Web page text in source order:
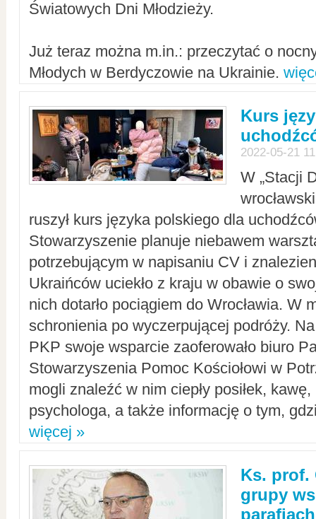
Światowych Dni Młodzieży.
Już teraz można m.in.: przeczytać o
Młodych w Berdyczowie na Ukrainie.
Kurs
2022-05-21
W „Stacji
ruszył kurs języka polskiego dla
Stowarzyszenie planuje niebawem
potrzebującym w napisaniu CV i
Ukraińców uciekło z kraju w obawie o
nich dotarło pociągiem do Wrocławia. W
schronienia po wyczerpującej podróży.
PKP swoje wsparcie zaoferowało biuro
Stowarzyszenia Pomoc Kościołowi w
mogli znaleźć w nim ciepły posiłek,
psychologa, a także informację o tym,
więcej »
Ks. prof.
grupy
parafiach